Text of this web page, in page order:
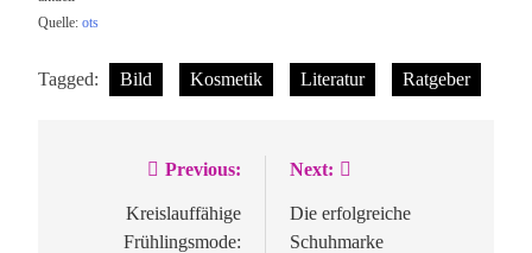
Quelle: ots
Tagged: Bild Kosmetik Literatur Ratgeber
Beitragsnavigation
Previous:
Kreislauffähige
Frühlingsmode:
Next:
Die erfolgreiche
Schuhmarke